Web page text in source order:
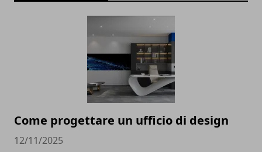
Come progettare un ufficio di design
12/11/2025